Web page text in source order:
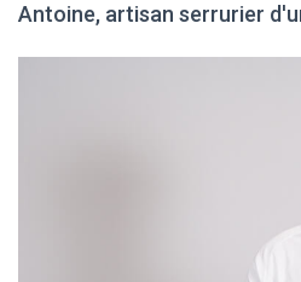
Antoine, artisan serrurier